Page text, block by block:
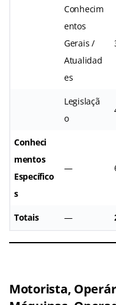
Conhecim
entos
Gerais /
Atualidad
es
Legislaçã
o
Conheci
mentos
Específico
s
—
Totais —
Motorista,